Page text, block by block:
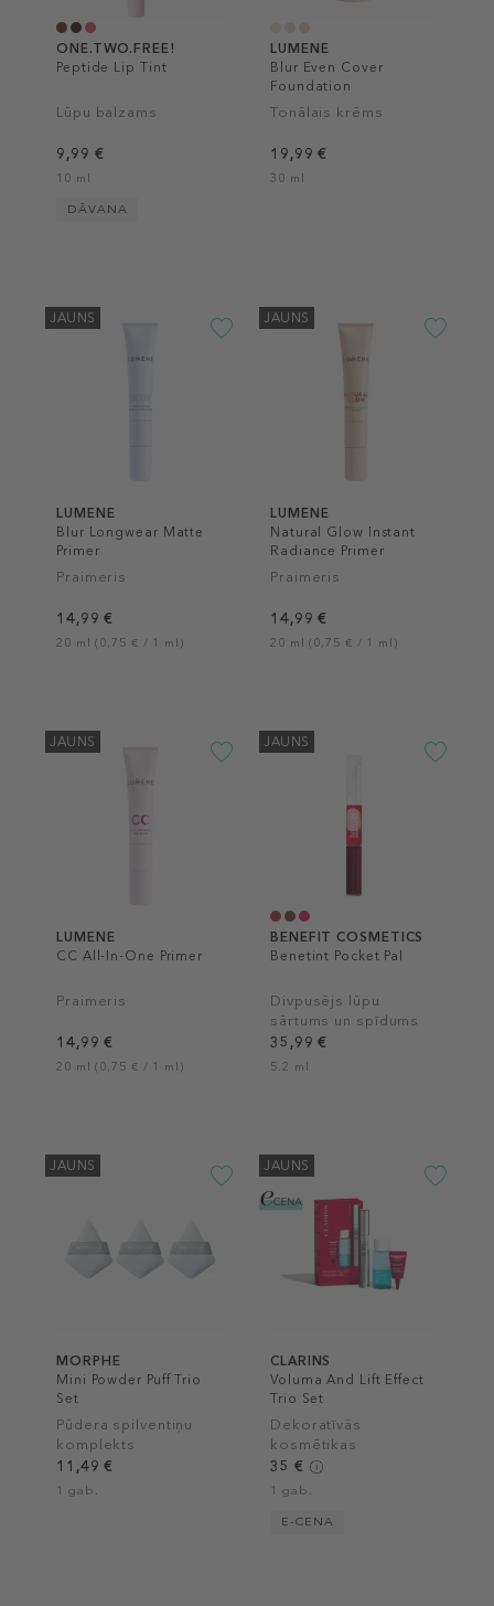
ONE.TWO.FREE!
Peptide Lip Tint
Lūpu balzams
9,99 €
10 ml
DĀVANA
LUMENE
Blur Even Cover
Foundation
Tonālais krēms
19,99 €
30 ml
JAUNS
LUMENE
Blur Longwear Matte
Primer
Praimeris
14,99 €
20 ml (0,75 € / 1 ml)
JAUNS
LUMENE
Natural Glow Instant
Radiance Primer
Praimeris
14,99 €
20 ml (0,75 € / 1 ml)
JAUNS
LUMENE
CC All-In-One Primer
Praimeris
14,99 €
20 ml (0,75 € / 1 ml)
JAUNS
BENEFIT COSMETICS
Benetint Pocket Pal
Divpusējs lūpu
sārtums un spīdums
35,99 €
5.2 ml
JAUNS
MORPHE
Mini Powder Puff Trio
Set
Pūdera spilventiņu
komplekts
11,49 €
1 gab.
JAUNS
CLARINS
Voluma And Lift Effect
Trio Set
Dekoratīvās
kosmētikas
komplekts
35 €
1 gab.
E-CENA